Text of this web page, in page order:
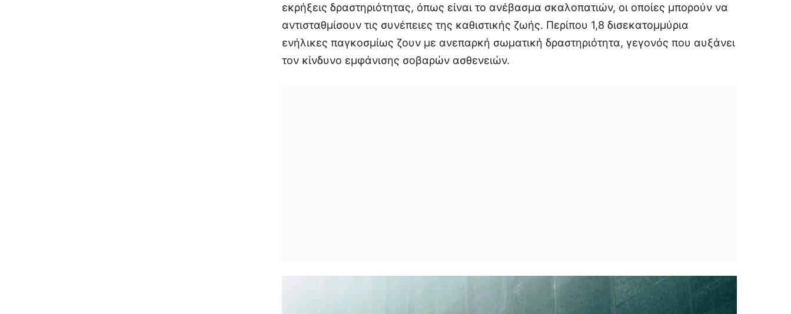
εκρήξεις δραστηριότητας, όπως είναι το ανέβασμα σκαλοπατιών, οι οποίες μπορούν να
αντισταθμίσουν τις συνέπειες της καθιστικής ζωής. Περίπου 1,8 δισεκατομμύρια
ενήλικες παγκοσμίως ζουν με ανεπαρκή σωματική δραστηριότητα, γεγονός που αυξάνει
τον κίνδυνο εμφάνισης σοβαρών ασθενειών.